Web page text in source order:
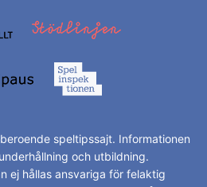
speltipssajt. Informationen
och utbildning.
ej hållas ansvariga för felaktig